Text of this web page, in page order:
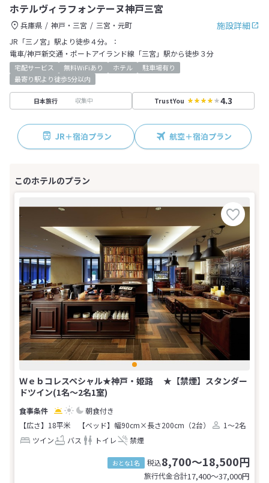
ホテルヴィラフォンテーヌ神戸三宮
施設詳細
兵庫県 神戸・三宮
三宮・元町
JR「三ノ宮」駅より徒歩４分。：
電車/神戸新交通・ポートアイランド線「三宮」駅から徒歩３分
宅配サービス 無料WiFiあり ホテル
駐車場有り
最寄り駅より徒歩5分以内
日本旅行 収集中 TrustYou 4.3
JR＋宿泊プラン 航空＋宿泊プラン
Ｗｅｂコレスペシャル★神戸・姫路 ★【禁煙】スタンダー
ドツイン(1名～2名1室)
朝食付き
【広さ】18平米
【ベッド】幅90cm×長さ200cm（2台）
1～2名
ツイン
バス トイレ 禁煙
おとな1名 税込8,700～18,500円
旅行代金合計17,400〜37,000円